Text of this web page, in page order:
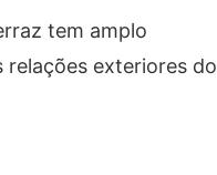
tem amplo
exteriores do